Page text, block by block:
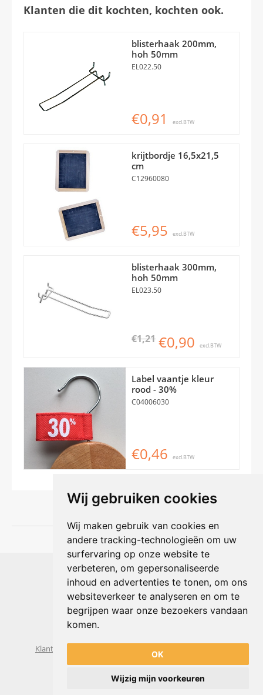
Wij gebruiken cookies
Wij maken gebruik van cookies en
andere tracking-technologieën om uw
surfervaring op onze website te
verbeteren, om gepersonaliseerde
inhoud en advertenties te tonen, om ons
websiteverkeer te analyseren en om te
begrijpen waar onze bezoekers vandaan
komen.
OK
Wijzig mijn voorkeuren
Klanten die dit kochten, kochten ook.
blisterhaak 200mm,
hoh 50mm
EL022.50
€0,91 excl.BTW
krijtbordje 16,5x21,5
cm
C12960080
€5,95 excl.BTW
blisterhaak 300mm,
hoh 50mm
EL023.50
€1,21 €0,90 excl.BTW
Label vaantje kleur
rood - 30%
C04006030
€0,46 excl.BTW
Shophouse online
Max Planckstraat 4
6716 BE Ede, Nederland
Telefoon:+31(0)318 618 121
E-mail: info@shophouse.nl
Geopend: ma t/m vr 09:00-17:00 uur
Klantenservice
Algemene voorwaarden
Powered by nopCommerce